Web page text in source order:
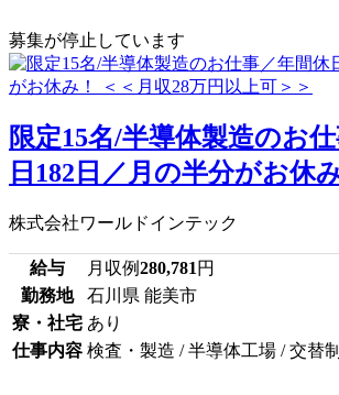
募集が停止しています
限定15名/半導体製造のお
日182日／月の半分がお休
株式会社ワールドインテック
給与 月収例280,781 円
勤務地
石川県 能美市
寮・社宅 あり
仕事内容 検査・製造 / 半導体工場 / 交替制